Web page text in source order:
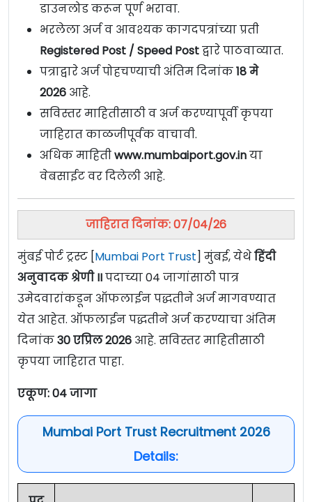
डाउनलोड करून पूर्ण भरावा.
भरलेला अर्ज व आवश्यक कागदपत्रांच्या प्रती
Registered Post / Speed Postद्वारे पाठवाव्यात.
पत्राद्वारे अर्ज पोहचण्याची अंतिम दिनांक18 मे
2026 आहे.
सविस्तर माहितीसाठी व अर्ज करण्यापूर्वी कृपया
जाहिरात काळजीपूर्वक वाचावी.
अधिक माहितीwww.mumbaiport.gov.inया
वेबसाईट वर दिलेली आहे.
जाहिरात दिनांक: 07/04/26
मुंबई पोर्ट ट्रस्ट [Mumbai Port Trust] मुंबई, येथेहिंदी
अनुवादक श्रेणी IIपदाच्या 04 जागांसाठी पात्र
उमेदवारांकडून ऑफलाईन पद्धतीने अर्ज मागवण्यात
येत आहेत. ऑफलाईन पद्धतीने अर्ज करण्याचा अंतिम
दिनांक30 एप्रिल 2026 आहे. सविस्तर माहितीसाठी
कृपया जाहिरात पाहा.
एकूण:04 जागा
Mumbai Port Trust Recruitment 2026
Details: